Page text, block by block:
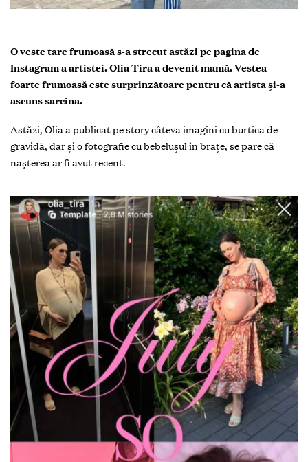
O veste tare frumoasă s-a strecut astăzi pe pagina de
Instagram a artistei. Olia Tira a devenit mamă. Vestea
foarte frumoasă este surprinzătoare pentru că artista și-a
ascuns sarcina.
Astăzi, Olia a publicat pe story câteva imagini cu burtica de
gravidă, dar și o fotografie cu bebelușul în brațe, se pare că
nașterea ar fi avut recent.